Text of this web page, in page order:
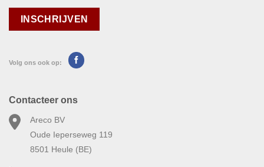
Volg ons ook op:
Contacteer ons
Areco BV
Oude Ieperseweg 119
8501 Heule (BE)